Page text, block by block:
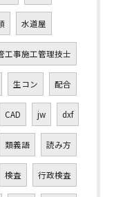
水道屋
工事施工管理技士
生コン 配合
CAD jw dxf
類義語 読み方
検査 行政検査